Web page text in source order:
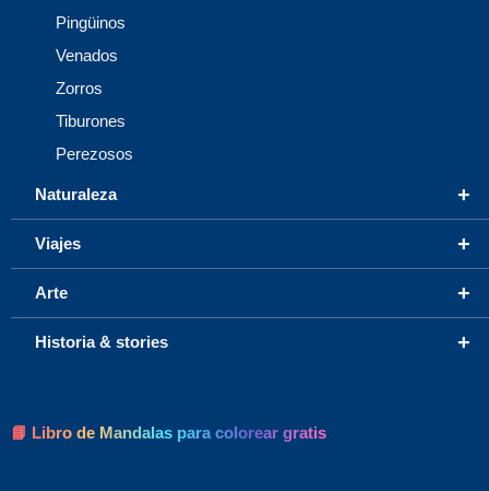
Pingüinos
Venados
Zorros
Tiburones
Perezosos
+
Naturaleza
+
Viajes
+
Arte
+
Historia & stories
📘 Libro de Mandalas para colorear gratis